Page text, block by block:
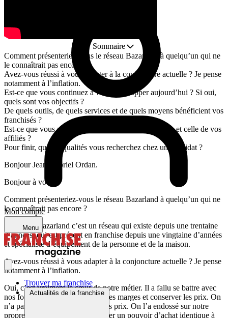
Mon compte
Menu
Trouver ma franchise
Actualités de la franchise
Sommaire
Comment présenteriez-vous le réseau Bazarland à quelqu’un qui ne
le connaîtrait pas encore ?
Avez-vous réussi à vous adapter à la conjoncture actuelle ? Je pense
notamment à l’inflation.
Est-ce que vous continuez à vous développer aujourd’hui ? Si oui,
quels sont vos objectifs ?
De quels outils, de quels services et de quels moyens bénéficient vos
franchisés ?
Est-ce que vous mesurez la satisfaction de vos clients et celle de vos
affiliés ?
Pour finir, quelles qualités vous recherchez chez un candidat ?
Bonjour Jean-Gabriel Ordan.
Bonjour à vous.
Comment présenteriez-vous le réseau Bazarland à quelqu’un qui ne
le connaîtrait pas encore ?
Le réseau Bazarland c’est un réseau qui existe depuis une trentaine
d’années, qui est présent en franchise depuis une vingtaine d’années
et spécialiste d’équipement de la personne et de la maison.
Avez-vous réussi à vous adapter à la conjoncture actuelle ? Je pense
notamment à l’inflation.
Oui, c’est vraiment le cœur de notre métier. Il a fallu se battre avec
nos fournisseurs pour maintenir les marges et conserver les prix. On
n’a pas impacté nos clients sur les prix. On l’a endossé sur notre
propre marge de façon à conserver un pouvoir d’achat identique à